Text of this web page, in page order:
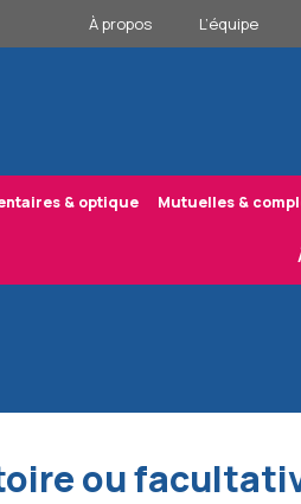
À propos L’équipe
& optique Mutuelles &
ou